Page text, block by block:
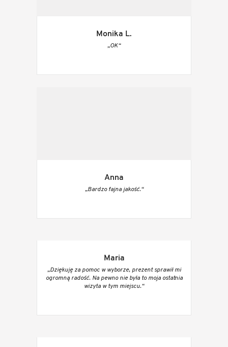
Monika L.
„OK“
Anna
„Bardzo fajna jakość.“
Maria
„Dziękuję za pomoc w wyborze, prezent sprawił mi
ogromną radość. Na pewno nie była to moja ostatnia
wizyta w tym miejscu.“